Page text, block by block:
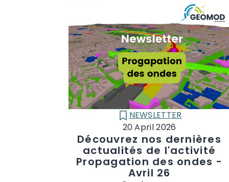
Découvrez nos dernières
actualités de l'activité
Propagation des ondes -
Avril 26
CATÉGORIE :
NEWSLETTER
20 April 2026